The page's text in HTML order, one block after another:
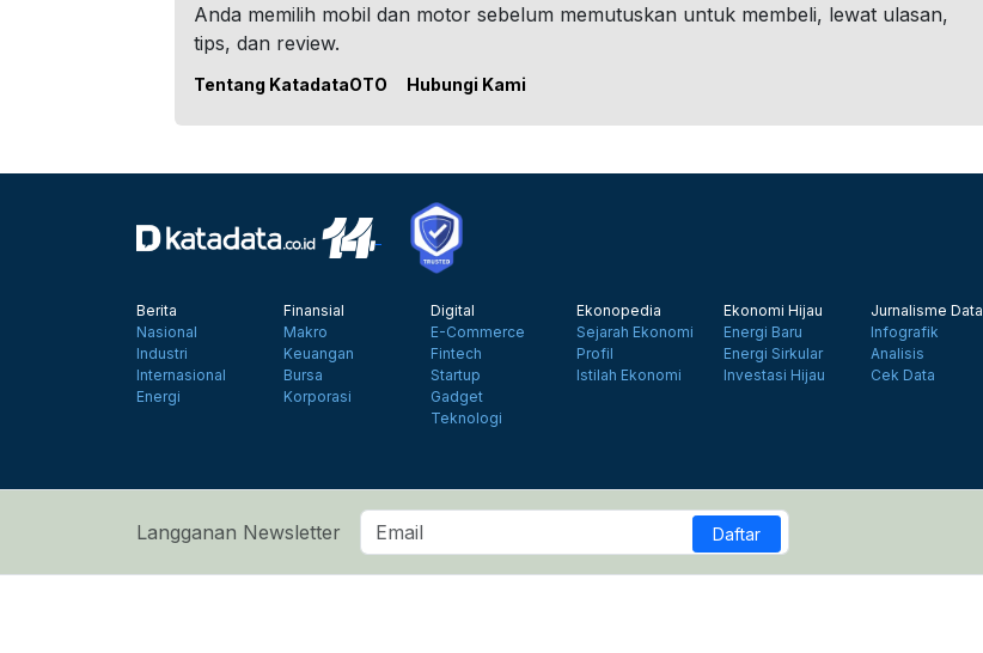
Anda memilih mobil dan motor sebelum memutuskan untuk membeli, lewat ulasan,
tips, dan review.
Tentang KatadataOTO Hubungi Kami
Berita
Nasional
Industri
Internasional
Energi
Finansial
Makro
Keuangan
Bursa
Korporasi
Digital
E-Commerce
Fintech
Startup
Gadget
Teknologi
Ekonopedia
Sejarah Ekonomi
Profil
Istilah Ekonomi
Ekonomi Hijau
Energi Baru
Energi Sirkular
Investasi Hijau
Jurnalisme Data
Infografik
Analisis
Cek Data
Langganan Newsletter Daftar